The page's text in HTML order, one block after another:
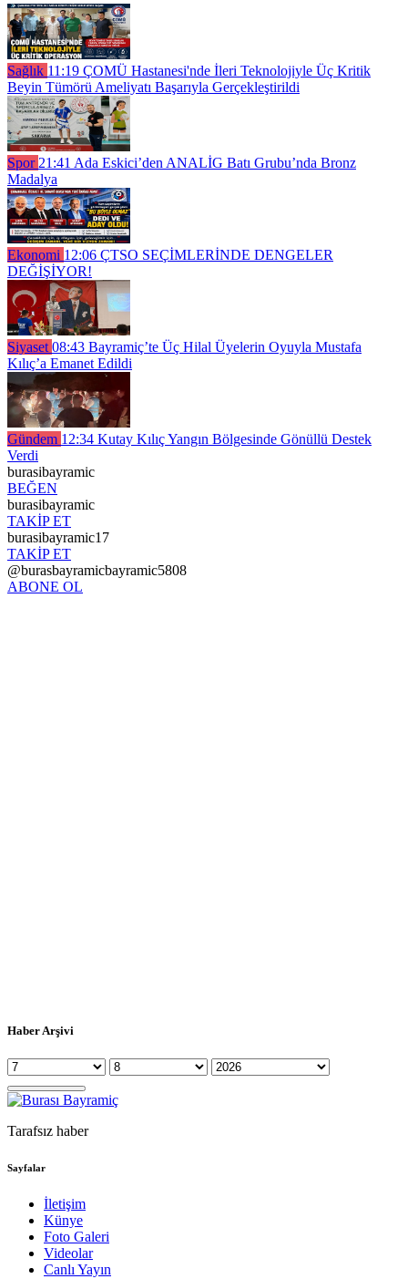
Sağlık 11:19 ÇOMÜ Hastanesi'nde İleri Teknolojiyle Üç Kritik
Beyin Tümörü Ameliyatı Başarıyla Gerçekleştirildi
Spor 21:41 Ada Eskici’den ANALİG Batı Grubu’nda Bronz
Madalya
Ekonomi 12:06 ÇTSO SEÇİMLERİNDE DENGELER
DEĞİŞİYOR!
Siyaset 08:43 Bayramiç’te Üç Hilal Üyelerin Oyuyla Mustafa
Kılıç’a Emanet Edildi
Gündem 12:34 Kutay Kılıç Yangın Bölgesinde Gönüllü Destek
Verdi
burasibayramic
BEĞEN
burasibayramic
TAKİP ET
burasibayramic17
TAKİP ET
@burasbayramicbayramic5808
ABONE OL
Haber Arşivi
Tarafsız haber
Sayfalar
İletişim
Künye
Foto Galeri
Videolar
Canlı Yayın